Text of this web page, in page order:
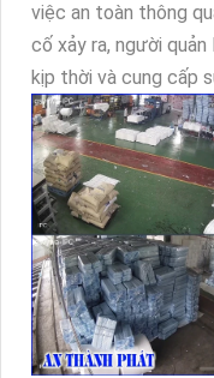
việc an toàn thông
cố xảy ra, người
kịp thời và cung cấp